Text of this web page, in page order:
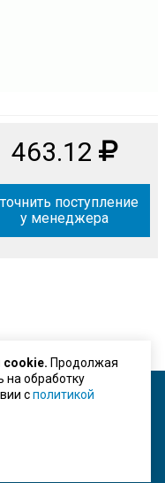
463.12
поступление
у менеджера
cookie. Продолжая
на обработку
сполитикой